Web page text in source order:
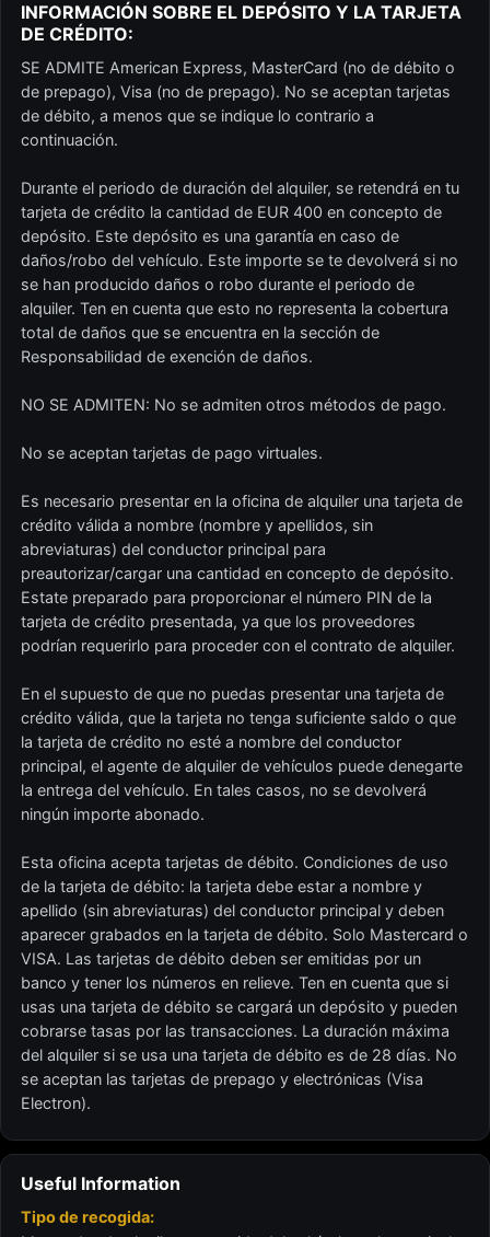
INFORMACIÓN SOBRE EL DEPÓSITO Y LA TARJETA
DE CRÉDITO:
SE ADMITE American Express, MasterCard (no de débito o
de prepago), Visa (no de prepago). No se aceptan tarjetas
de débito, a menos que se indique lo contrario a
continuación.
Durante el periodo de duración del alquiler, se retendrá en tu
tarjeta de crédito la cantidad de EUR 400 en concepto de
depósito. Este depósito es una garantía en caso de
daños/robo del vehículo. Este importe se te devolverá si no
se han producido daños o robo durante el periodo de
alquiler. Ten en cuenta que esto no representa la cobertura
total de daños que se encuentra en la sección de
Responsabilidad de exención de daños.
NO SE ADMITEN: No se admiten otros métodos de pago.
No se aceptan tarjetas de pago virtuales.
Es necesario presentar en la oficina de alquiler una tarjeta de
crédito válida a nombre (nombre y apellidos, sin
abreviaturas) del conductor principal para
preautorizar/cargar una cantidad en concepto de depósito.
Estate preparado para proporcionar el número PIN de la
tarjeta de crédito presentada, ya que los proveedores
podrían requerirlo para proceder con el contrato de alquiler.
En el supuesto de que no puedas presentar una tarjeta de
crédito válida, que la tarjeta no tenga suficiente saldo o que
la tarjeta de crédito no esté a nombre del conductor
principal, el agente de alquiler de vehículos puede denegarte
la entrega del vehículo. En tales casos, no se devolverá
ningún importe abonado.
Esta oficina acepta tarjetas de débito. Condiciones de uso
de la tarjeta de débito: la tarjeta debe estar a nombre y
apellido (sin abreviaturas) del conductor principal y deben
aparecer grabados en la tarjeta de débito. Solo Mastercard o
VISA. Las tarjetas de débito deben ser emitidas por un
banco y tener los números en relieve. Ten en cuenta que si
usas una tarjeta de débito se cargará un depósito y pueden
cobrarse tasas por las transacciones. La duración máxima
del alquiler si se usa una tarjeta de débito es de 28 días. No
se aceptan las tarjetas de prepago y electrónicas (Visa
Electron).
Useful Information
Tipo de recogida: